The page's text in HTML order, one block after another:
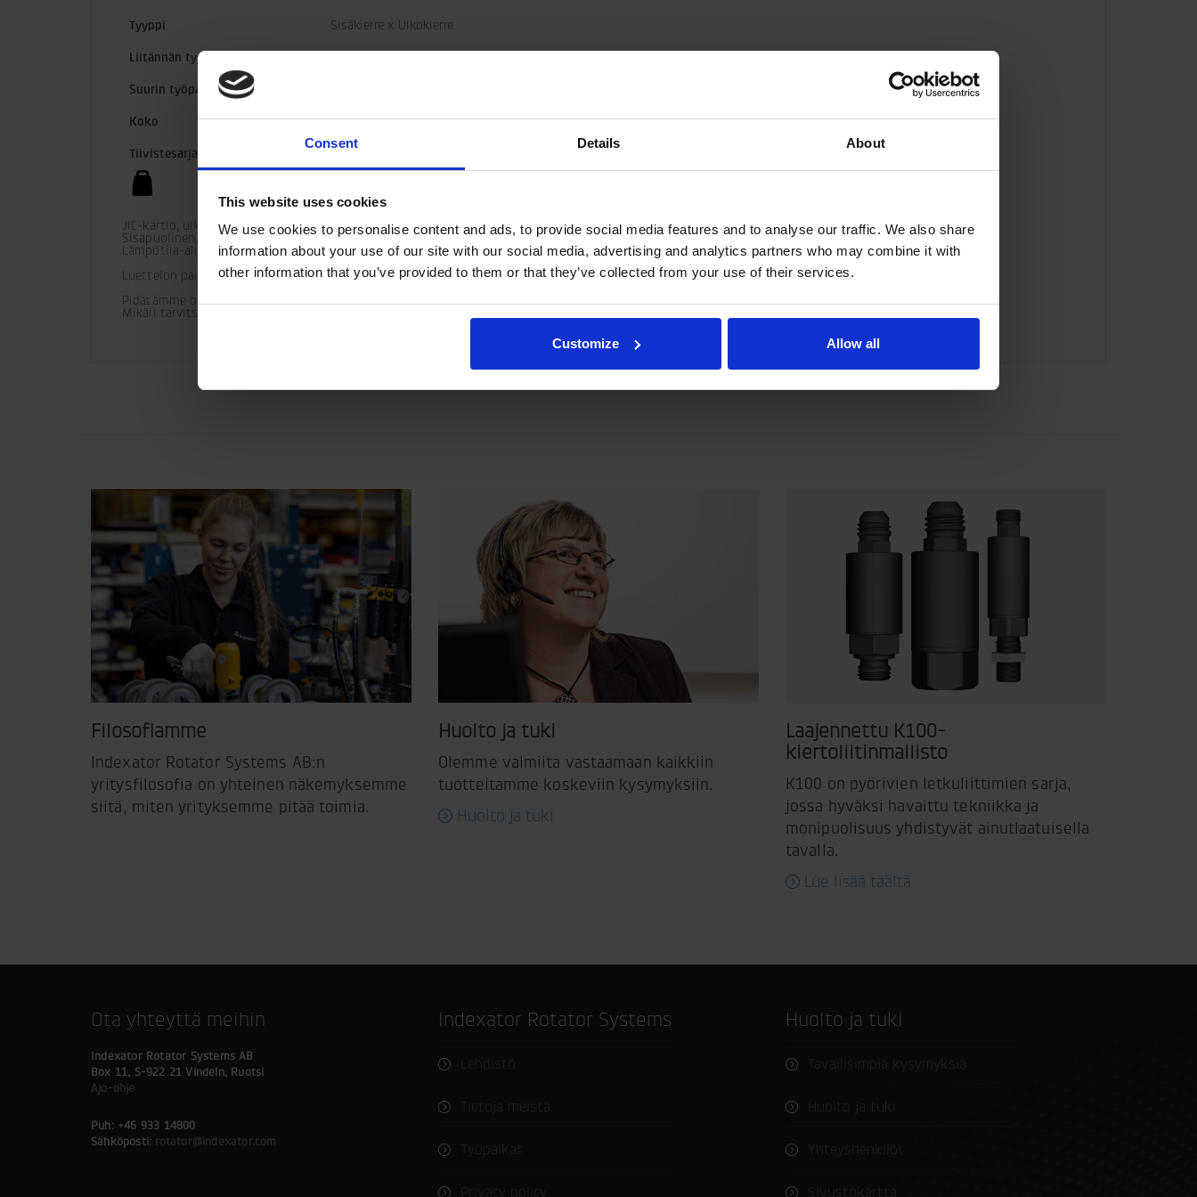
Consent Details About
This website uses cookies
We use cookies to personalise content and ads, to provide social media features and to analyse our traffic. We also share
information about your use of our site with our social media, advertising and analytics partners who may combine it with
other information that you’ve provided to them or that they’ve collected from your use of their services.
Customize Allow all
Tyyppi Sisäkierre x Ulkokierre
Liitännän tyyppi
Suurin työpaine
Koko 12
Tiivistesarja
JIC-kartio, ulkopuolinen, 37°
Sisäpuolinen, SAE O-rengas
Lämpötila-alue (vakio) = -30 °C - +100 °C
Luettelon painearvot ovat viitteellisiä.
Pidätämme oikeuden tuotemuutoksiin.
Mikäli tarvitset lisää teknisiä tietoja asennuksesta tai hydrauliikan liitännöistä, lähetä sähköpostia osoitteeseen rotator@indexator.com
Filosofiamme
Indexator Rotator Systems AB:n
yritysfilosofia on yhteinen näkemyksemme
siitä, miten yrityksemme pitää toimia.
Huolto ja tuki
Olemme valmiita vastaamaan kaikkiin
tuotteitamme koskeviin kysymyksiin.
Huolto ja tuki
Laajennettu K100-
kiertoliitinmallisto
K100 on pyörivien letkuliittimien sarja,
jossa hyväksi havaittu tekniikka ja
monipuolisuus yhdistyvät ainutlaatuisella
tavalla.
Lue lisää täältä
Ota yhteyttä meihin
Indexator Rotator Systems AB
Box 11, S-922 21 Vindeln, Ruotsi
Ajo-ohje
Puh: +46 933 14800
Sähköposti: rotator@indexator.com
Indexator Rotator Systems
Lehdistö
Tietoja meistä
Työpaikat
Huolto ja tuki
Tavallisimpia kysymyksiä
Huolto ja tuki
Yhteyshenkilöt
Sivustokartta